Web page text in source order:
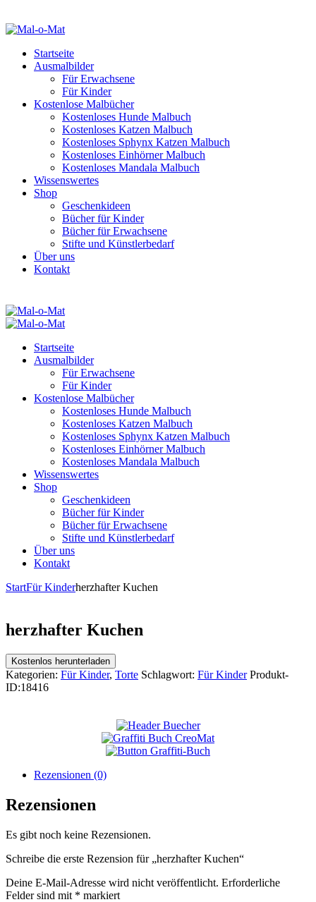
Startseite
Ausmalbilder
Für Erwachsene
Für Kinder
Kostenlose Malbücher
Kostenloses Hunde Malbuch
Kostenloses Katzen Malbuch
Kostenloses Sphynx Katzen Malbuch
Kostenloses Einhörner Malbuch
Kostenloses Mandala Malbuch
Wissenswertes
Shop
Geschenkideen
Bücher für Kinder
Bücher für Erwachsene
Stifte und Künstlerbedarf
Über uns
Kontakt
Startseite
Ausmalbilder
Für Erwachsene
Für Kinder
Kostenlose Malbücher
Kostenloses Hunde Malbuch
Kostenloses Katzen Malbuch
Kostenloses Sphynx Katzen Malbuch
Kostenloses Einhörner Malbuch
Kostenloses Mandala Malbuch
Wissenswertes
Shop
Geschenkideen
Bücher für Kinder
Bücher für Erwachsene
Stifte und Künstlerbedarf
Über uns
Kontakt
StartFür Kinderherzhafter Kuchen
herzhafter Kuchen
Kostenlos herunterladen
Kategorien: Für Kinder, Torte Schlagwort: Für Kinder Produkt-
ID:18416
Rezensionen (0)
Rezensionen
Es gibt noch keine Rezensionen.
Schreibe die erste Rezension für „herzhafter Kuchen“
Deine E-Mail-Adresse wird nicht veröffentlicht. Erforderliche
Felder sind mit * markiert